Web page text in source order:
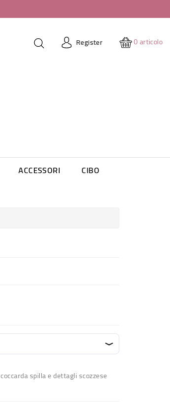
Register 0articolo
ACCESSORI
CIBO
spilla e dettagli scozzese